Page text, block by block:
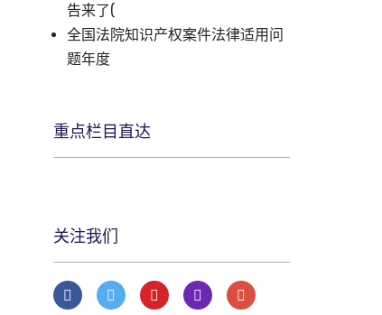
告来了(
全国法院知识产权案件法律适用问
题年度
重点栏目直达
关注我们